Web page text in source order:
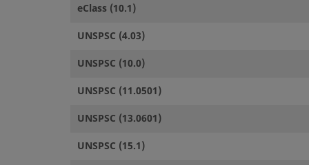
eClass (10.1)
UNSPSC (4.03)
UNSPSC (10.0)
UNSPSC (11.0501)
UNSPSC (13.0601)
UNSPSC (15.1)